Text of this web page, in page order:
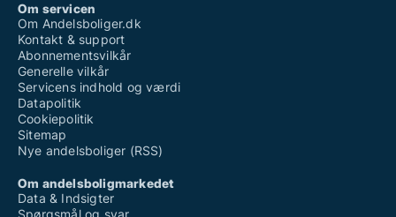
Om servicen
Om Andelsboliger.dk
Kontakt & support
Abonnementsvilkår
Generelle vilkår
Servicens indhold og værdi
Datapolitik
Cookiepolitik
Sitemap
Nye andelsboliger (RSS)
Om andelsboligmarkedet
Data & Indsigter
Spørgsmål og svar